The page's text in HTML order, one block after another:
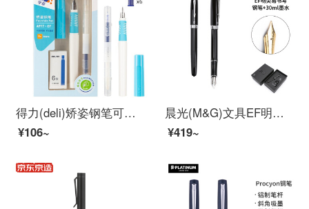
得力(deli)矫姿钢笔可擦复写笔套装 学生正姿练字笔套装EF明尖 附可擦纯蓝墨囊6支
¥106~
晨光(M&G)文具EF明尖黑色金属钢笔 学生练字墨水笔 希格玛系列男士商务礼品套装(钢笔*1+30ml墨水*1)HAFP0919
¥419~